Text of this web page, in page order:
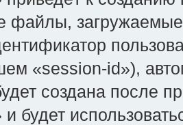
файлы,
«session-id»),
создана после
и будет